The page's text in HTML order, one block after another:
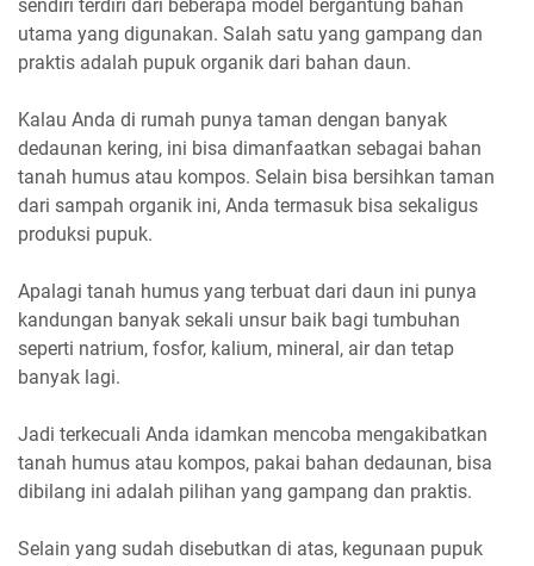
sendiri terdiri dari beberapa model bergantung bahan
utama yang digunakan. Salah satu yang gampang dan
praktis adalah pupuk organik dari bahan daun.
Kalau Anda di rumah punya taman dengan banyak
dedaunan kering, ini bisa dimanfaatkan sebagai bahan
tanah humus atau kompos. Selain bisa bersihkan taman
dari sampah organik ini, Anda termasuk bisa sekaligus
produksi pupuk.
Apalagi tanah humus yang terbuat dari daun ini punya
kandungan banyak sekali unsur baik bagi tumbuhan
seperti natrium, fosfor, kalium, mineral, air dan tetap
banyak lagi.
Jadi terkecuali Anda idamkan mencoba mengakibatkan
tanah humus atau kompos, pakai bahan dedaunan, bisa
dibilang ini adalah pilihan yang gampang dan praktis.
Selain yang sudah disebutkan di atas, kegunaan pupuk